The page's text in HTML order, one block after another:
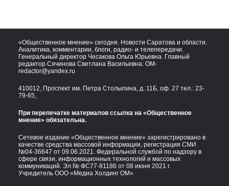
«Общественное мнение» сегодня. Новости Саратова и области.
Аналитика, комментарии, блоги, радио- и телепередачи.
Генеральный директор Чесакова Ольга Юрьевна. Главный
редактор Сячинова Светлана Васильевна: OM-
redactor@yandex.ru
410012, Проспект им. Петра Столыпина, д. 11Б, оф. 27 тел.: 23-
79-65,
При перепечатке материалов ссылка на «Общественное
мнение» обязательна.
Сетевое издание «Общественное мнение» зарегистрировано в
качестве средства массовой информации, регистрация СМИ
№04-36647 от 09.06.2021. Федеральной службой по надзору в
сфере связи, информационных технологий и массовых
коммуникаций. Эл № ФС77-81186 от 08 июня 2021 г.
Учредитель ООО «Медиа Холдинг ОМ»